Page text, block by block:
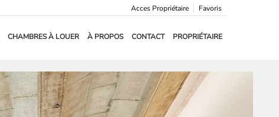
Favoris
Acces Propriétaire
CHAMBRES À LOUER À PROPOS CONTACT PROPRIÉTAIRE